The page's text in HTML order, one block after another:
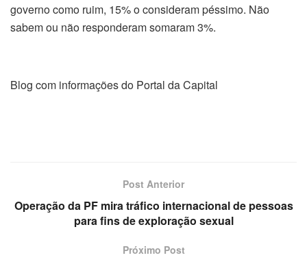
governo como ruim, 15% o consideram péssimo. Não
sabem ou não responderam somaram 3%.
Blog com informações do Portal da Capital
Post Anterior
Operação da PF mira tráfico internacional de pessoas
para fins de exploração sexual
Próximo Post